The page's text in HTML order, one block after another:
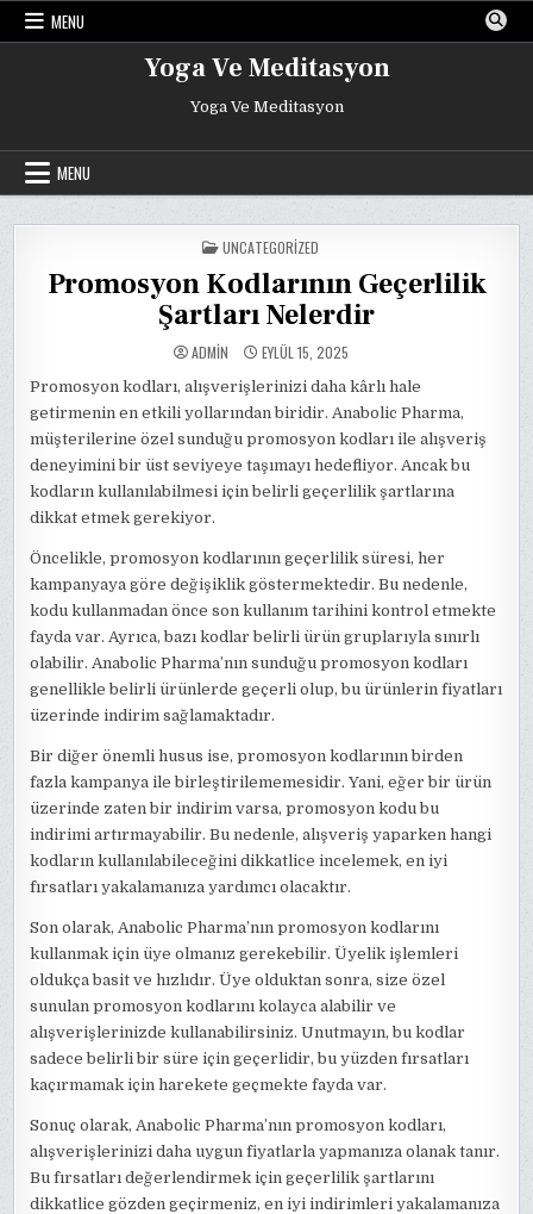
Skip
MENU
Yoga Ve Meditasyon
Yoga Ve Meditasyon
MENU
POSTED
IN
UNCATEGORIZED
Promosyon Kodlarının Geçerlilik
Şartları Nelerdir
ADMIN EYLÜL 15, 2025
Promosyon kodları, alışverişlerinizi daha kârlı hale
getirmenin en etkili yollarından biridir. Anabolic Pharma,
müşterilerine özel sunduğu promosyon kodları ile alışveriş
deneyimini bir üst seviyeye taşımayı hedefliyor. Ancak bu
kodların kullanılabilmesi için belirli geçerlilik şartlarına
dikkat etmek gerekiyor.
Öncelikle, promosyon kodlarının geçerlilik süresi, her
kampanyaya göre değişiklik göstermektedir. Bu nedenle,
kodu kullanmadan önce son kullanım tarihini kontrol etmekte
fayda var. Ayrıca, bazı kodlar belirli ürün gruplarıyla sınırlı
olabilir. Anabolic Pharma’nın sunduğu promosyon kodları
genellikle belirli ürünlerde geçerli olup, bu ürünlerin fiyatları
üzerinde indirim sağlamaktadır.
Bir diğer önemli husus ise, promosyon kodlarının birden
fazla kampanya ile birleştirilememesidir. Yani, eğer bir ürün
üzerinde zaten bir indirim varsa, promosyon kodu bu
indirimi artırmayabilir. Bu nedenle, alışveriş yaparken hangi
kodların kullanılabileceğini dikkatlice incelemek, en iyi
fırsatları yakalamanıza yardımcı olacaktır.
Son olarak, Anabolic Pharma’nın promosyon kodlarını
kullanmak için üye olmanız gerekebilir. Üyelik işlemleri
oldukça basit ve hızlıdır. Üye olduktan sonra, size özel
sunulan promosyon kodlarını kolayca alabilir ve
alışverişlerinizde kullanabilirsiniz. Unutmayın, bu kodlar
sadece belirli bir süre için geçerlidir, bu yüzden fırsatları
kaçırmamak için harekete geçmekte fayda var.
Sonuç olarak, Anabolic Pharma’nın promosyon kodları,
alışverişlerinizi daha uygun fiyatlarla yapmanıza olanak tanır.
Bu fırsatları değerlendirmek için geçerlilik şartlarını
dikkatlice gözden geçirmeniz, en iyi indirimleri yakalamanıza